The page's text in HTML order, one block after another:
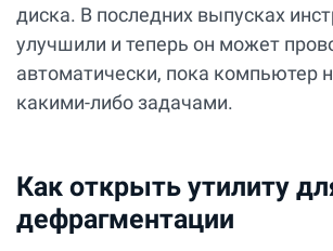
диска. В последних выпусках
улучшили и теперь он может
автоматически, пока компьютер
какими-либо задачами.
Как открыть утилиту
дефрагментации